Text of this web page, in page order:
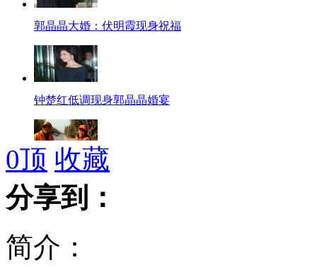
郭晶晶大婚：伏明霞现身祝福
钟楚红低调现身郭晶晶婚宴
拍客：痴呆老人摔倒街头
九把刀赴渝谈梦想 鼓励年轻人“多犯错”
0顶 收藏
分享到：
简介：